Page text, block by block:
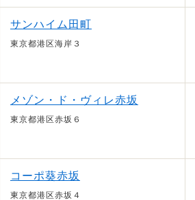
サンハイム田町
東京都港区海岸３
メゾン・ド・ヴィレ赤坂
東京都港区赤坂６
コーポ葵赤坂
東京都港区赤坂４